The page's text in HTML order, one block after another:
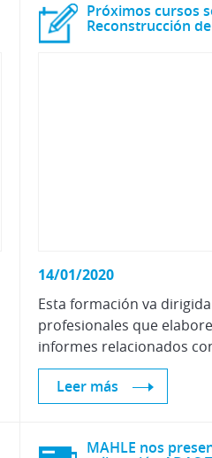
Próximos cursos
14/01/2020
Esta formación va
profesionales que
Leer más
MAHLE nos